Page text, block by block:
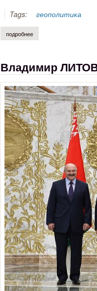
Tags: геополитика
подробнее
Владимир